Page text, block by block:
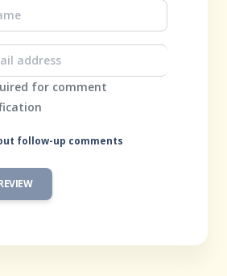
for comment
follow-up comments